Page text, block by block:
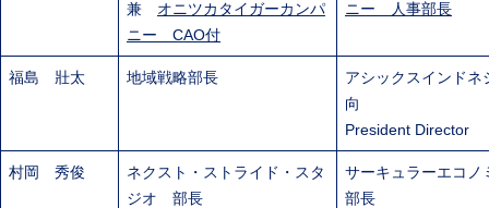
兼 オニツカタイガーカンパ
ニー CAO付
ニー 人事部長
福島 壯太 地域戦略部長
アシックスインド
向
President Director
村岡 秀俊
ネクスト・ストライド・スタ
ジオ 部長
サーキュラーエコノ
部長